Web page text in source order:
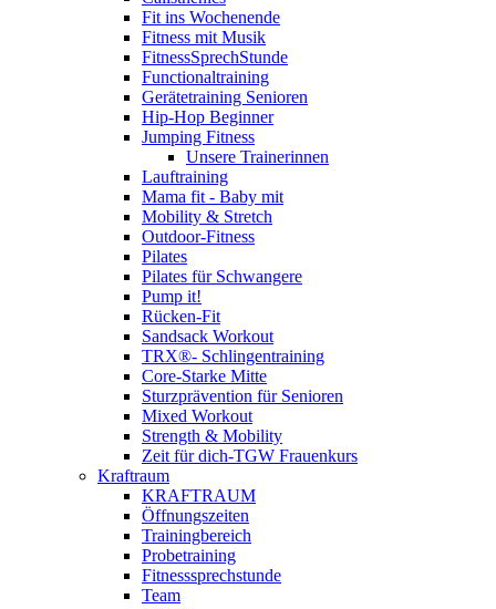
Fit ins Wochenende
Fitness mit Musik
FitnessSprechStunde
Functionaltraining
Gerätetraining Senioren
Hip-Hop Beginner
Jumping Fitness
Unsere Trainerinnen
Lauftraining
Mama fit - Baby mit
Mobility & Stretch
Outdoor-Fitness
Pilates
Pilates für Schwangere
Pump it!
Rücken-Fit
Sandsack Workout
TRX®- Schlingentraining
Core-Starke Mitte
Sturzprävention für Senioren
Mixed Workout
Strength & Mobility
Zeit für dich-TGW Frauenkurs
Kraftraum
KRAFTRAUM
Öffnungszeiten
Trainingbereich
Probetraining
Fitnesssprechstunde
Team